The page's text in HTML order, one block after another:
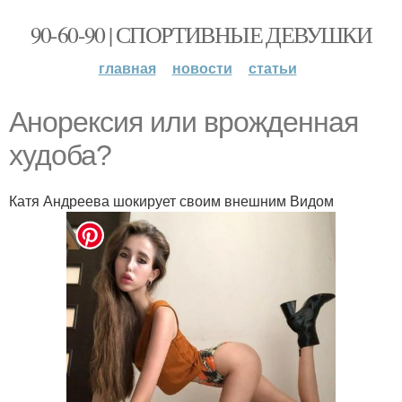
90-60-90 | СПОРТИВНЫЕ ДЕВУШКИ
главная новости статьи
Анорексия или врожденная
худоба?
Катя Андреева шокирует своим внешним Видом